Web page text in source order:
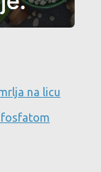
na licu
fosfatom